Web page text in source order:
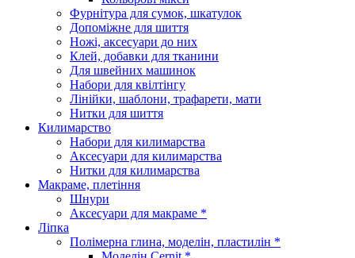
Фурнітура для сумок, шкатулок
Допоміжне для шиття
Ножі, аксесуари до них
Клей, добавки для тканини
Для швейних машинок
Набори для квілтінгу
Лінійки, шаблони, трафарети, мати
Нитки для шиття
Килимарство
Набори для килимарства
Аксесуари для килимарства
Нитки для килимарства
Макраме, плетіння
Шнури
Аксесуари для макраме *
Ліпка
Полімерна глина, моделін, пластилін *